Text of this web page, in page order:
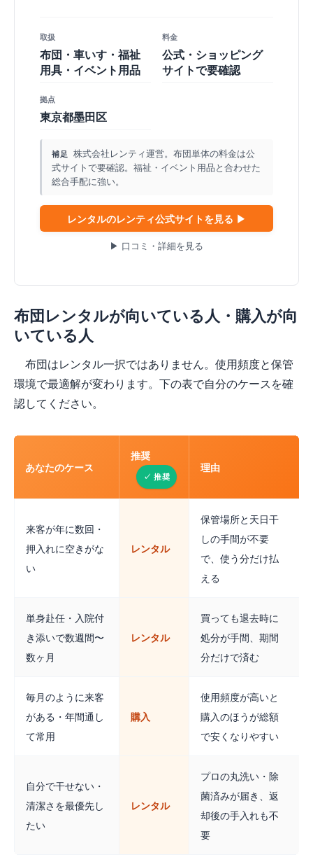
取扱
布団・車いす・福祉
用具・イベント用品
料金
公式・ショッピング
サイトで要確認
拠点
東京都墨田区
補足
株式会社レンティ運営。布団単体の料金は公
式サイトで要確認。福祉・イベント用品と合わせた
総合手配に強い。
レンタルのレンティ公式サイトを見る ▶
▶ 口コミ・詳細を見る
布団レンタルが向いている人・購入が向
いている人
布団はレンタル一択ではありません。使用頻度と保管
環境で最適解が変わります。下の表で自分のケースを確
認してください。
あなたのケース
推奨
理由
来客が年に数回・
押入れに空きがな
い
レンタル
保管場所と天日干
しの手間が不要
で、使う分だけ払
える
単身赴任・入院付
き添いで数週間〜
数ヶ月
レンタル
買っても退去時に
処分が手間、期間
分だけで済む
毎月のように来客
がある・年間通し
て常用
購入
使用頻度が高いと
購入のほうが総額
で安くなりやすい
自分で干せない・
清潔さを最優先し
たい
レンタル
プロの丸洗い・除
菌済みが届き、返
却後の手入れも不
要